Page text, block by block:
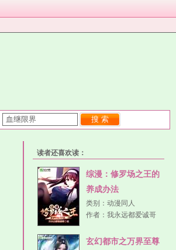
搜 索
读者还喜欢读：
综漫：修罗场之王的
养成办法
类别： 动漫同人
作者： 我永远都爱诚哥
玄幻都市之万界至尊